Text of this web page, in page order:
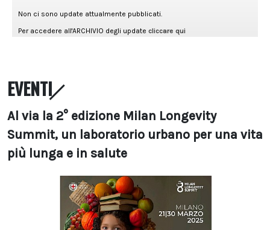
EVENTI
Al via la 2° edizione Milan Longevity
Summit, un laboratorio urbano per una vita
più lunga e in salute